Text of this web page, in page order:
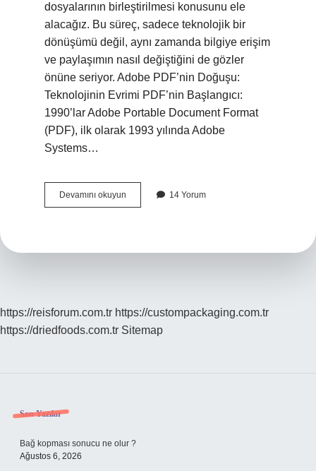
dosyalarının birleştirilmesi konusunu ele
alacağız. Bu süreç, sadece teknolojik bir
dönüşümü değil, aynı zamanda bilgiye erişim
ve paylaşımın nasıl değiştiğini de gözler
önüne seriyor. Adobe PDF’nin Doğuşu:
Teknolojinin Evrimi PDF’nin Başlangıcı:
1990’lar Adobe Portable Document Format
(PDF), ilk olarak 1993 yılında Adobe
Systems…
Devamını okuyun
PDF
14 Yorum
https://reisforum.com.tr https://custompackaging.com.tr
https://driedfoods.com.tr Sitemap
Sidebar
Son Yazılar
Bağ kopması sonucu ne olur ?
Ağustos 6, 2026